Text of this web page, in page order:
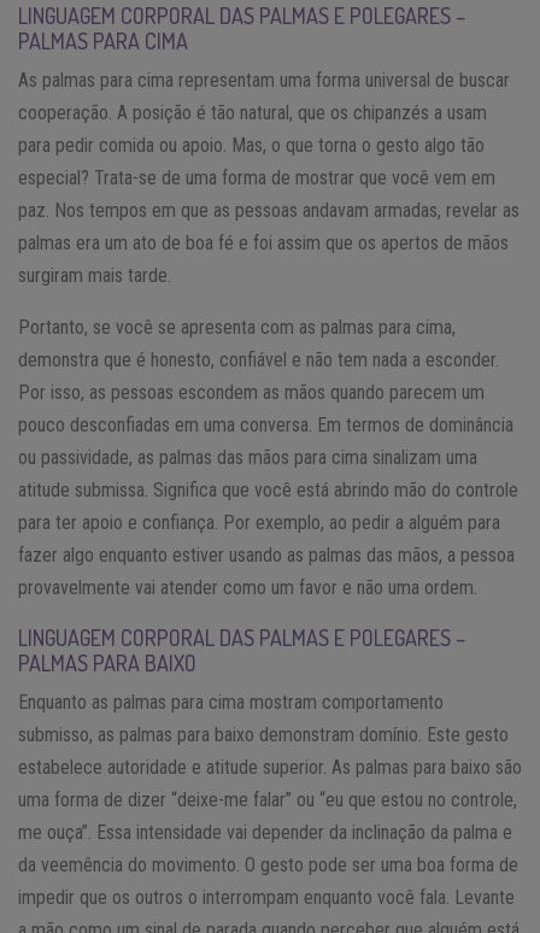
LINGUAGEM CORPORAL DAS PALMAS E POLEGARES –
PALMAS PARA CIMA
As palmas para cima representam uma forma universal de buscar
cooperação. A posição é tão natural, que os chipanzés a usam
para pedir comida ou apoio. Mas, o que torna o gesto algo tão
especial? Trata-se de uma forma de mostrar que você vem em
paz. Nos tempos em que as pessoas andavam armadas, revelar as
palmas era um ato de boa fé e foi assim que os apertos de mãos
surgiram mais tarde.
Portanto, se você se apresenta com as palmas para cima,
demonstra que é honesto, confiável e não tem nada a esconder.
Por isso, as pessoas escondem as mãos quando parecem um
pouco desconfiadas em uma conversa. Em termos de dominância
ou passividade, as palmas das mãos para cima sinalizam uma
atitude submissa. Significa que você está abrindo mão do controle
para ter apoio e confiança. Por exemplo, ao pedir a alguém para
fazer algo enquanto estiver usando as palmas das mãos, a pessoa
provavelmente vai atender como um favor e não uma ordem.
LINGUAGEM CORPORAL DAS PALMAS E POLEGARES –
PALMAS PARA BAIXO
Enquanto as palmas para cima mostram comportamento
submisso, as palmas para baixo demonstram domínio. Este gesto
estabelece autoridade e atitude superior. As palmas para baixo são
uma forma de dizer “deixe-me falar” ou “eu que estou no controle,
me ouça”. Essa intensidade vai depender da inclinação da palma e
da veemência do movimento. O gesto pode ser uma boa forma de
impedir que os outros o interrompam enquanto você fala. Levante